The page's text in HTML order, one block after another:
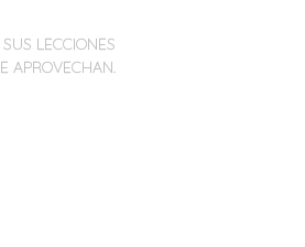
LECCIONES
APROVECHAN.